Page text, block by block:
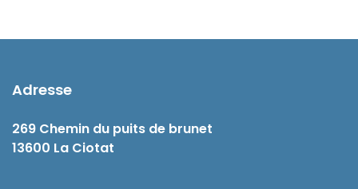
Adresse
269 Chemin du puits de brunet
13600 La Ciotat